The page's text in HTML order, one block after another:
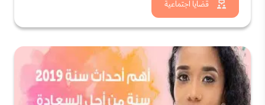
قضايا اجتماعية
شاهد الان